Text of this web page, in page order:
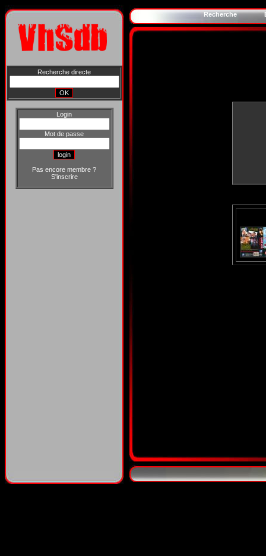
Recherche directe
Login
Mot de passe
Pas encore membre ?
S'inscrire
Recherche